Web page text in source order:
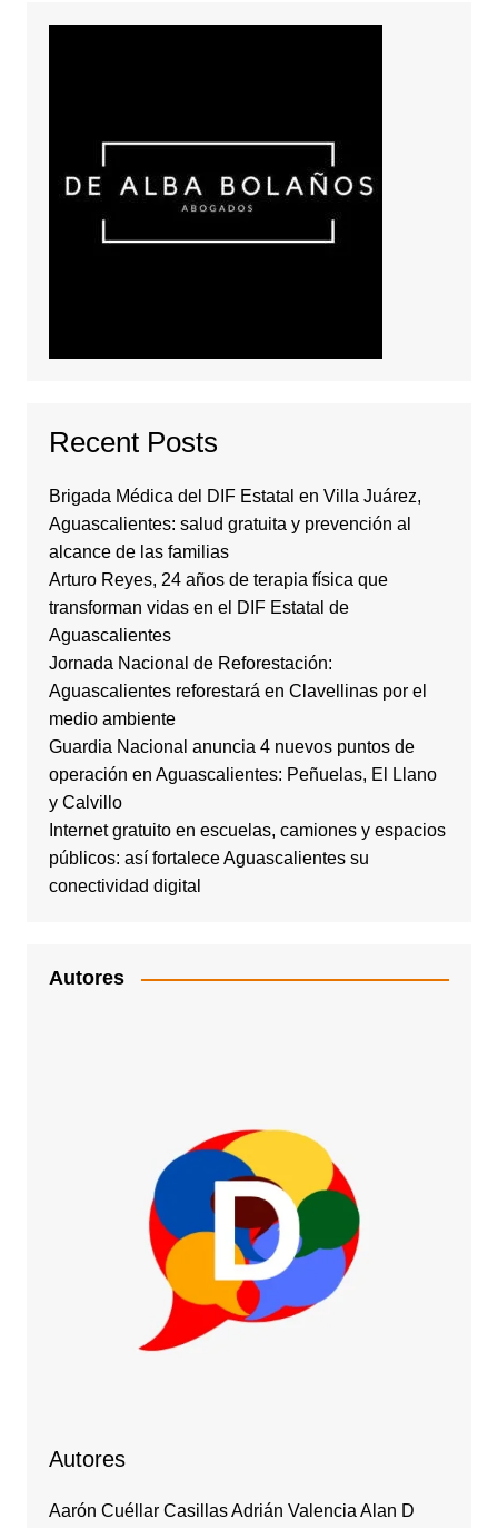
Recent Posts
Brigada Médica del DIF Estatal en Villa Juárez,
Aguascalientes: salud gratuita y prevención al
alcance de las familias
Arturo Reyes, 24 años de terapia física que
transforman vidas en el DIF Estatal de
Aguascalientes
Jornada Nacional de Reforestación:
Aguascalientes reforestará en Clavellinas por el
medio ambiente
Guardia Nacional anuncia 4 nuevos puntos de
operación en Aguascalientes: Peñuelas, El Llano
y Calvillo
Internet gratuito en escuelas, camiones y espacios
públicos: así fortalece Aguascalientes su
conectividad digital
Autores
Autores
Aarón Cuéllar Casillas Adrián Valencia Alan D